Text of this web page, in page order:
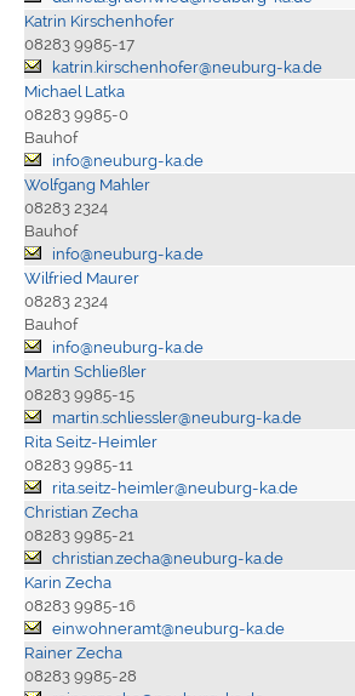
Katrin Kirschenhofer
08283 9985-17
katrin.kirschenhofer@neuburg-ka.de
Michael Latka
08283 9985-0
Bauhof
info@neuburg-ka.de
Wolfgang Mahler
08283 2324
Bauhof
info@neuburg-ka.de
Wilfried Maurer
08283 2324
Bauhof
info@neuburg-ka.de
Martin Schließler
08283 9985-15
martin.schliessler@neuburg-ka.de
Rita Seitz-Heimler
08283 9985-11
rita.seitz-heimler@neuburg-ka.de
Christian Zecha
08283 9985-21
christian.zecha@neuburg-ka.de
Karin Zecha
08283 9985-16
einwohneramt@neuburg-ka.de
Rainer Zecha
08283 9985-28